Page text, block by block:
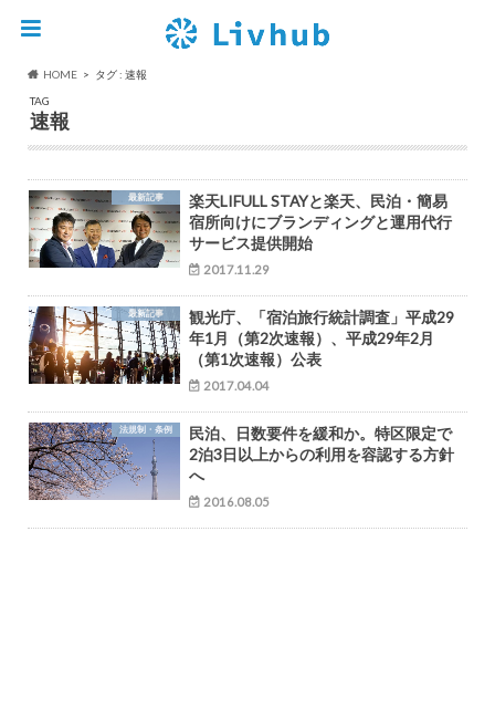
HOME
タグ : 速報
TAG
速報
最新記事
楽天LIFULL STAYと楽天、民泊・簡易
宿所向けにブランディングと運用代行
サービス提供開始
2017.11.29
最新記事
観光庁、「宿泊旅行統計調査」平成29
年1月（第2次速報）、平成29年2月
（第1次速報）公表
2017.04.04
法規制・条例
民泊、日数要件を緩和か。特区限定で
2泊3日以上からの利用を容認する方針
へ
2016.08.05